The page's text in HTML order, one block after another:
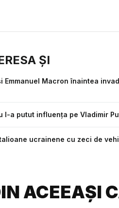
ȘI
Emmanuel Macron înaintea
a putut influența pe Vladimir
ucrainene cu zeci de
ACEEAȘI